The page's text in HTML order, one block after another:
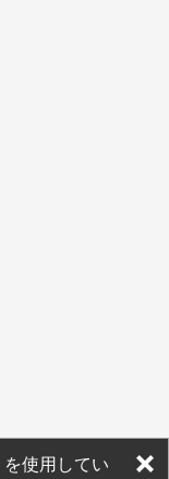
使用してい